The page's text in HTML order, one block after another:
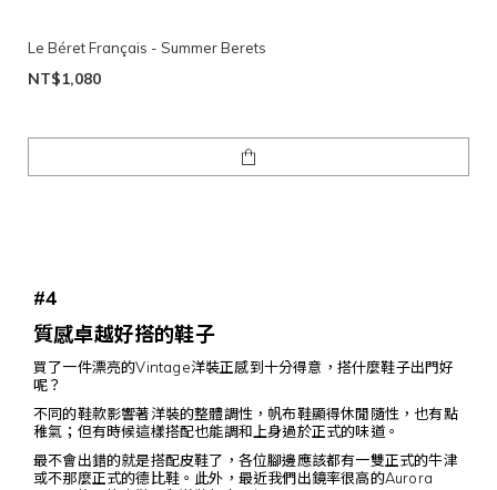
Le Béret Français - Summer Berets
NT$1,080
#4
質感卓越好搭的鞋子
買了一件漂亮的Vintage洋裝正感到十分得意，搭什麼鞋子出門好
呢？
不同的鞋款影響著洋裝的整體調性，帆布鞋顯得休閒隨性，也有點
稚氣；但有時候這樣搭配也能調和上身過於正式的味道。
最不會出錯的就是搭配皮鞋了，各位腳邊應該都有一雙正式的牛津
或不那麼正式的德比鞋。此外，最近我們出鏡率很高的Aurora